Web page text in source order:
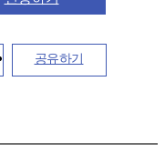
공유하기